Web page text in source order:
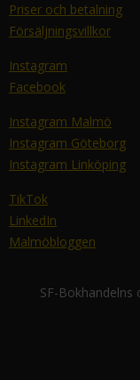
Priser och betalning
Försäljningsvillkor
Instagram
Facebook
Instagram Malmö
Instagram Göteborg
Instagram Linköping
TikTok
LinkedIn
Malmöbloggen
SF-